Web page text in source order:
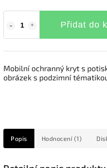
Přidat do
Mobilní ochranný kryt s
obrázek s podzimní
Popis Hodnocení (1)